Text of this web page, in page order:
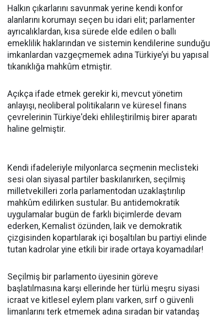
Halkın çıkarlarını savunmak yerine kendi konfor
alanlarını korumayı seçen bu idari elit; parlamenter
ayrıcalıklardan, kısa sürede elde edilen o ballı
emeklilik haklarından ve sistemin kendilerine sunduğu
imkanlardan vazgeçmemek adına Türkiye’yi bu yapısal
tıkanıklığa mahkûm etmiştir.
Açıkça ifade etmek gerekir ki, mevcut yönetim
anlayışı, neoliberal politikaların ve küresel finans
çevrelerinin Türkiye'deki ehlileştirilmiş birer aparatı
haline gelmiştir.
Kendi ifadeleriyle milyonlarca seçmenin meclisteki
sesi olan siyasal partiler baskılanırken, seçilmiş
milletvekilleri zorla parlamentodan uzaklaştırılıp
mahkûm edilirken sustular. Bu antidemokratik
uygulamalar bugün de farklı biçimlerde devam
ederken, Kemalist özünden, laik ve demokratik
çizgisinden kopartılarak içi boşaltılan bu partiyi elinde
tutan kadrolar yine etkili bir irade ortaya koyamadılar!
Seçilmiş bir parlamento üyesinin göreve
başlatılmasına karşı ellerinde her türlü meşru siyasi
icraat ve kitlesel eylem planı varken, sırf o güvenli
limanlarını terk etmemek adına sıradan bir vatandaş